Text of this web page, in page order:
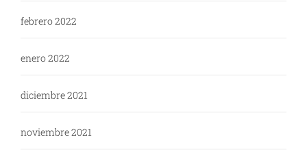
febrero 2022
enero 2022
diciembre 2021
noviembre 2021